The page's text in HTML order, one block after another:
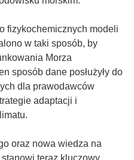
fizykochemicznych modeli
w taki sposób, by
Morza
sposób dane posłużyły do
dla prawodawców
adaptacji i
oraz nowa wiedza na
teraz kluczowy